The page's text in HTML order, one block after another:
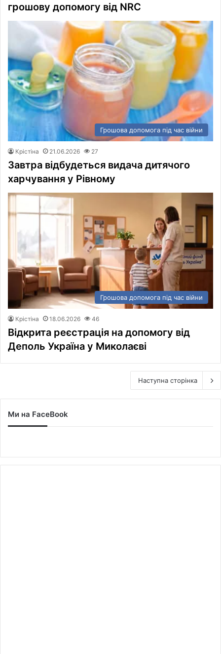
грошову допомогу від NRC
Грошова допомога під час війни
Крістіна 21.06.2026 27
Завтра відбудеться видача дитячого
харчування у Рівному
Грошова допомога під час війни
Крістіна 18.06.2026 46
Відкрита реєстрація на допомогу від
Деполь Україна у Миколаєві
Наступна сторінка
Ми на FaceBook